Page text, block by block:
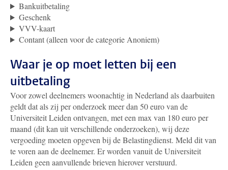
Bankuitbetaling
Geschenk
VVV-kaart
Contant (alleen voor de categorie Anoniem)
Waar je op moet letten bij een
uitbetaling
Voor zowel deelnemers woonachtig in Nederland als daarbuiten
geldt dat als zij per onderzoek meer dan 50 euro van de
Universiteit Leiden ontvangen, met een max van 180 euro per
maand (dit kan uit verschillende onderzoeken), wij deze
vergoeding moeten opgeven bij de Belastingdienst. Meld dit van
te voren aan de deelnemer. Er worden vanuit de Universiteit
Leiden geen aanvullende brieven hierover verstuurd.